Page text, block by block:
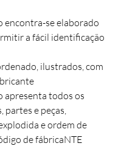
encontra-se elaborado
a fácil identificação
ilustrados, com
apresenta todos os
partes e peças,
e ordem de
de fábricaNTE